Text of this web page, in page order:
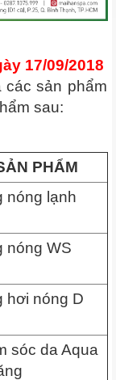
17/09/2018
các sản phẩm
sau:
PHẨM
nóng lạnh
nóng WS
hơi nóng D
sóc da Aqua